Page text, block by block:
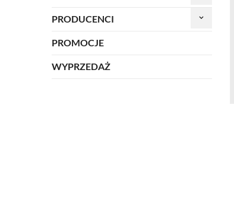
PRODUCENCI keyboard_arrow_down
PROMOCJE
WYPRZEDAŻ